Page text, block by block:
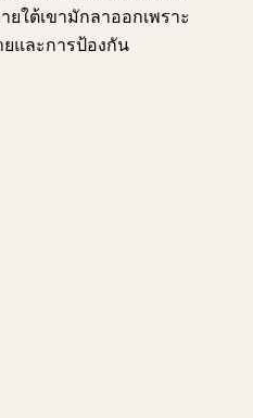
ใต้เขามักลาออกเพราะ
และการป้องกัน